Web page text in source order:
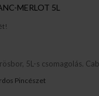
MERLOT 5L
5L-s csomagolás.
Pincészet